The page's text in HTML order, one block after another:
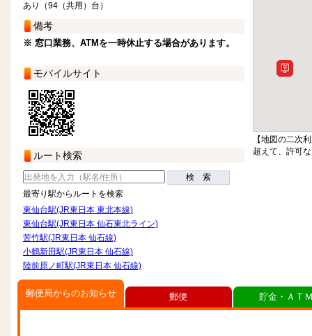
あり（94（共用）台）
備考
※ 窓口業務、ATMを一時休止する場合があります。
モバイルサイト
ルート検索
検 索
最寄り駅からルートを検索
東仙台駅(JR東日本 東北本線)
東仙台駅(JR東日本 仙石東北ライン)
苦竹駅(JR東日本 仙石線)
小鶴新田駅(JR東日本 仙石線)
陸前原ノ町駅(JR東日本 仙石線)
【地図の二次
超えて、許可
郵便局からのお知らせ 郵便 貯金・ＡＴ